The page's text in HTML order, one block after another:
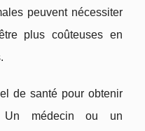
peuvent nécessiter
plus coûteuses en
de santé pour obtenir
Un médecin ou un